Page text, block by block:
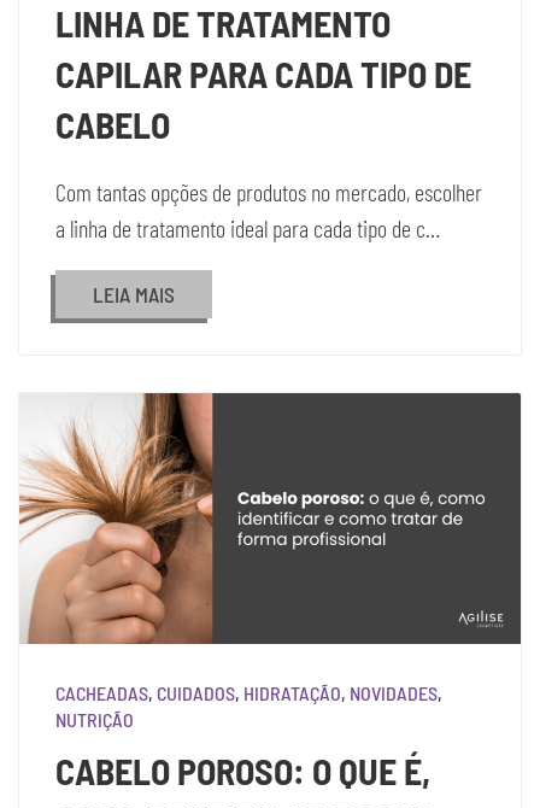
LINHA DE TRATAMENTO
CAPILAR PARA CADA TIPO DE
CABELO
Com tantas opções de produtos no mercado, escolher
a linha de tratamento ideal para cada tipo de c…
LEIA MAIS
CACHEADAS, CUIDADOS, HIDRATAÇÃO, NOVIDADES,
NUTRIÇÃO
CABELO POROSO: O QUE É,